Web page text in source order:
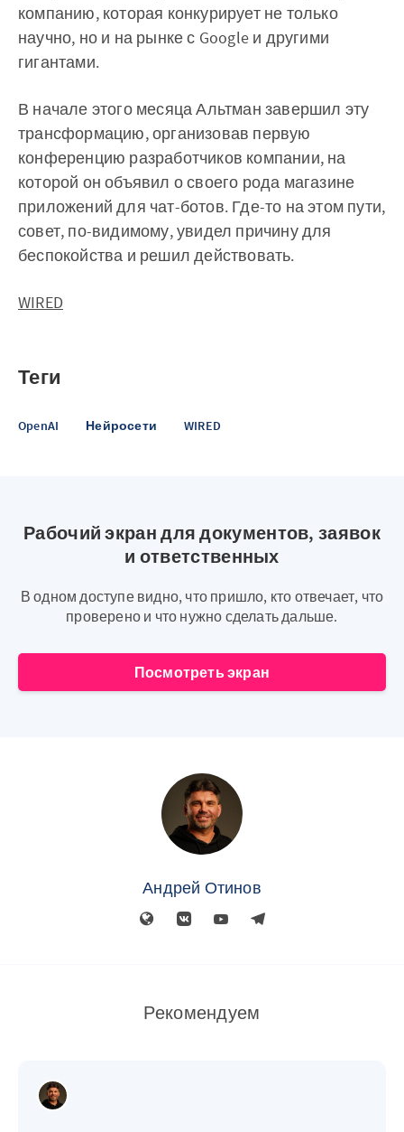
компанию, которая конкурирует не только
научно, но и на рынке с Google и другими
гигантами.
В начале этого месяца Альтман завершил эту
трансформацию, организовав первую
конференцию разработчиков компании, на
которой он объявил о своего рода магазине
приложений для чат-ботов. Где-то на этом пути,
совет, по-видимому, увидел причину для
беспокойства и решил действовать.
WIRED
Теги
OpenAI Нейросети WIRED
Рабочий экран для документов, заявок
и ответственных
В одном доступе видно, что пришло, кто отвечает, что
проверено и что нужно сделать дальше.
Посмотреть экран
Андрей Отинов
Рекомендуем